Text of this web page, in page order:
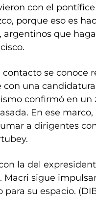
con el
porque eso es
argentinos que
se conoce
con una
confirmó en
En ese
a dirigentes
la del
sigue
su espacio.